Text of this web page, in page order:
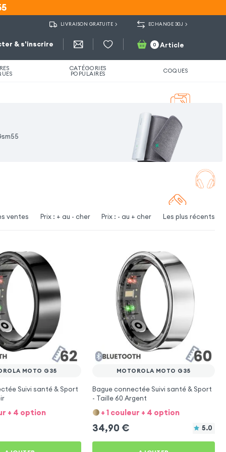
LIVRAISON GRATUITE ECHANGE 30J
& s'inscrire 0 Article
CATÉGORIES
POPULAIRES COQUES
ventes Prix : + au - cher Prix : - au + cher Les plus récents
MOTO G35
Suivi santé & Sport
+ 4 option
MOTOROLA MOTO G35
Bague connectée Suivi santé & Sport
- Taille 60 Argent
+ 1 couleur + 4 option
34,90 € 5.0